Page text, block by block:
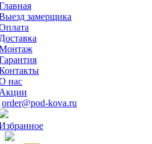
замерщика
нас
order@pod-kova.ru